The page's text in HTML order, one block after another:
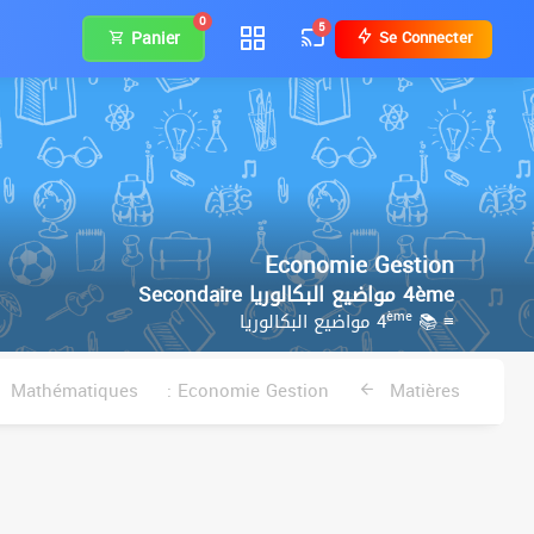
Panier
0 5 Se Connecter
Economie Gestion
4ème مواضيع البكالوريا Secondaire
≡ 📚 4
ème مواضيع البكالوريا
Matières
Economie Gestion :
Mathématiques